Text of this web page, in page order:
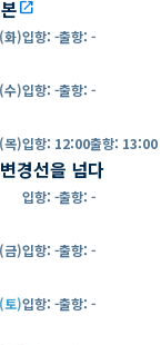
open_in_new
)입항: -출항: -
)입항: -출항: -
)입항: 12:00출항: 13:00
경선을 넘다
입항: -출항: -
)입항: -출항: -
)입항: -출항: -